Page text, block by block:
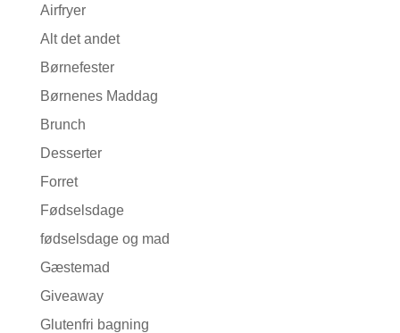
Airfryer
Alt det andet
Børnefester
Børnenes Maddag
Brunch
Desserter
Forret
Fødselsdage
fødselsdage og mad
Gæstemad
Giveaway
Glutenfri bagning